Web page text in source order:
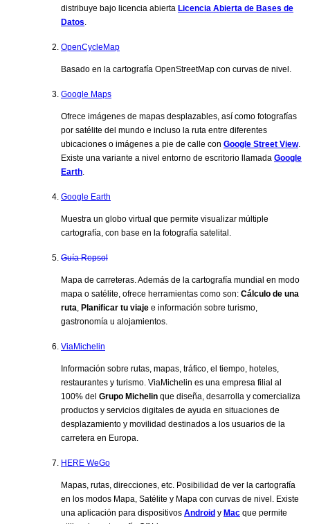
distribuye bajo licencia abierta Licencia Abierta de Bases de
Datos
OpenCycleMap
Basado en la cartografía OpenStreetMap con curvas de nivel.
Google Maps
Ofrece imágenes de mapas desplazables, así como fotografías
por satélite del mundo e incluso la ruta entre diferentes
ubicaciones o imágenes a pie de calle con Google Street View.
Existe una variante a nivel entorno de escritorio llamada Google
Earth
Google Earth
Muestra un globo virtual que permite visualizar múltiple
cartografía, con base en la fotografía satelital.
Guía Repsol
Mapa de carreteras. Además de la cartografía mundial en modo
mapa o satélite, ofrece herramientas como son: Cálculo de una
ruta Planificar tu viaje e información sobre turismo,
gastronomía u alojamientos.
ViaMichelin
Información sobre rutas, mapas, tráfico, el tiempo, hoteles,
restaurantes y turismo. ViaMichelin es una empresa filial al
100% del Grupo Michelin que diseña, desarrolla y comercializa
productos y servicios digitales de ayuda en situaciones de
desplazamiento y movilidad destinados a los usuarios de la
carretera en Europa.
HERE WeGo
Mapas, rutas, direcciones, etc. Posibilidad de ver la cartografía
en los modos Mapa, Satélite y Mapa con curvas de nivel. Existe
una aplicación para dispositivos Android y Mac que permite